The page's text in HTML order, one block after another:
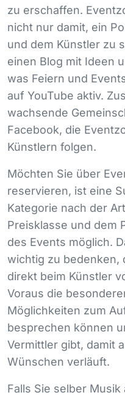
zu erschaffen.
nicht nur damit, ein
und dem Künstler zu
einen Blog mit Ideen
was Feiern und
auf YouTube aktiv.
wachsende
Facebook, die
Künstlern folgen.
Möchten Sie über
reservieren, ist eine
Kategorie nach der
Preisklasse und dem
des Events möglich.
wichtig zu bedenken,
direkt beim Künstler
Voraus die
Möglichkeiten zum
besprechen können
Vermittler gibt, damit
Wünschen verläuft.
Falls Sie selber